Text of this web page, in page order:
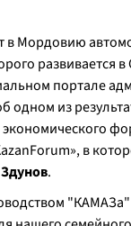
в Мордовию
развивается
портале
одном из
в
.